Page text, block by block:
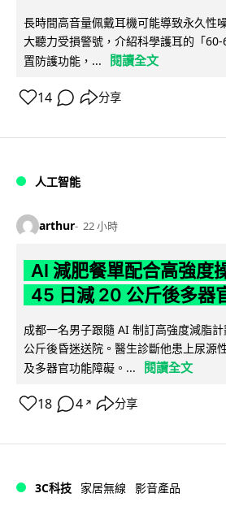
長時間高音量佩戴耳機可能導致永久性
大聽力受損警號，介紹科學護耳的「
置防護功能，...
閱讀全文
14 分享
人工智能
arthur 22 小時
AI 減肥餐單配合高強
45 日減 20 公斤後多器
成都一名男子跟隨 AI 制訂高強度減脂
公斤後昏迷送院。醫生診斷他患上尿源
及多器官功能障礙。...
閱讀全文
18 4 ↗ 分享
3C科技 家居無線 影音產品